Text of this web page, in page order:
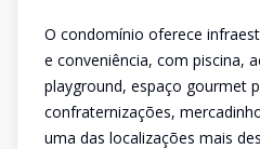
O condomínio oferece
e conveniência, com piscina,
playground, espaço gourmet
confraternizações,
uma das localizações mais